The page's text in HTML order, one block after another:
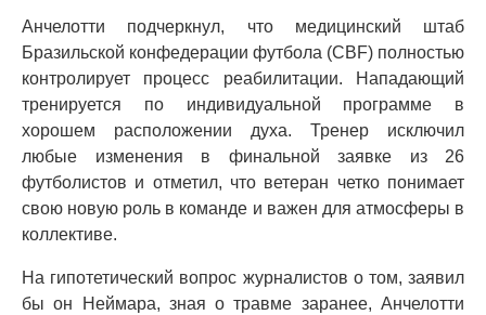
Анчелотти подчеркнул, что медицинский штаб
Бразильской конфедерации футбола (CBF) полностью
контролирует процесс реабилитации. Нападающий
тренируется по индивидуальной программе в
хорошем расположении духа. Тренер исключил
любые изменения в финальной заявке из 26
футболистов и отметил, что ветеран четко понимает
свою новую роль в команде и важен для атмосферы в
коллективе.
На гипотетический вопрос журналистов о том, заявил
бы он Неймара, зная о травме заранее, Анчелотти